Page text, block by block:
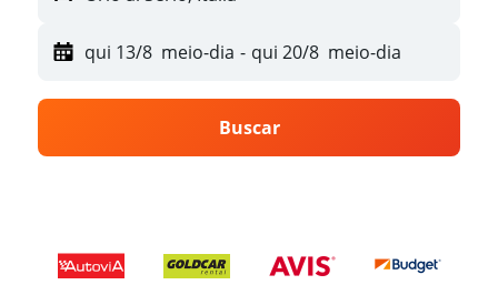
qui 13/8 meio-dia - qui 20/8 meio-dia
Buscar